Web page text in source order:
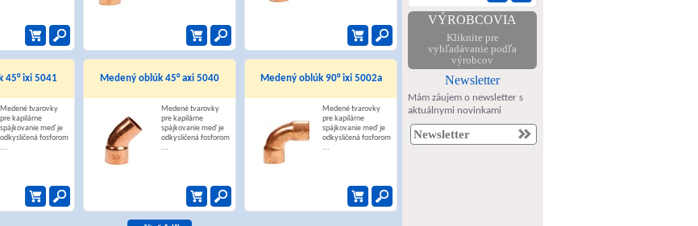
45° ixi 5041
Medené tvarovky
pre kapilárne
spájkovanie meď je
odkysličená fosforom
...
Medený oblúk 45° axi 5040
Medené tvarovky
pre kapilárne
spájkovanie meď je
odkysličená fosforom
...
Medený oblúk 90° ixi 5002a
Medené tvarovky
pre kapilárne
spájkovanie meď je
odkysličená fosforom
...
VÝROBCOVIA
Kliknite pre
vyhľadávanie podľa
výrobcov
Newsletter
Mám záujem o newsletter s
aktuálnymi novinkami